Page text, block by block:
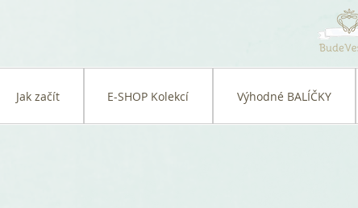
Jak začít E-SHOP Kolekcí Výhodné BALÍČKY